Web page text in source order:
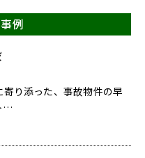
例
寄り添った、事故物件の早
…